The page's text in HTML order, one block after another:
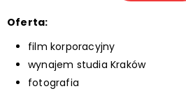
Oferta:
film korporacyjny
wynajem studia Kraków
fotografia